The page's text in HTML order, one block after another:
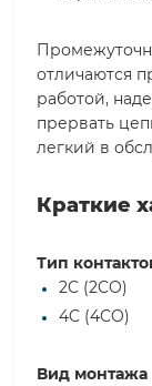
отличаются
работой,
прервать
легкий в
Краткие
Тип
2C (2CO)
4C (4CO)
Вид монтажа